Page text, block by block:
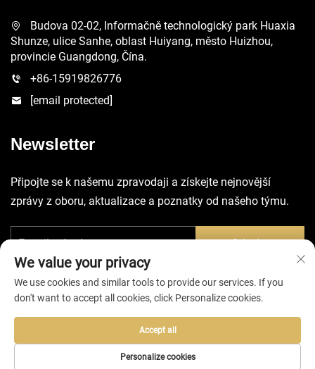
Budova 02-02, Informačně technologický park Huaxia
Shunze, ulice Sanhe, oblast Huiyang, město Huizhou,
provincie Guangdong, Čína.
+86-15919826776
[email protected]
Newsletter
Připojte se k našemu zpravodaji a získejte nejnovější
zprávy z oboru, aktualizace a poznatky od našeho týmu.
Odeslat
Zásady ochrany soukromí
We value your privacy
We use cookies and similar tools to provide our services. If you
don't want to accept all cookies, click Personalize cookies.
Personalize cookies
Accept all